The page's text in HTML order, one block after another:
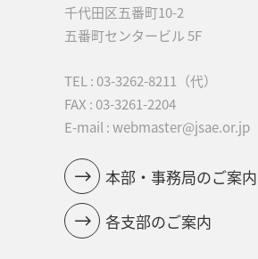
千代田区五番町10-2
五番町センタービル 5F
TEL : 03-3262-8211
（代）
FAX : 03-3261-2204
E-mail : webmaster@jsae.or.jp
本部・事務局のご案内
各支部のご案内